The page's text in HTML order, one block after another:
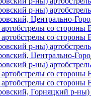
р-ны)
Центрально-
со
со
р-ны)
Центрально-
р-ны)
со
со
Горняцкий р-